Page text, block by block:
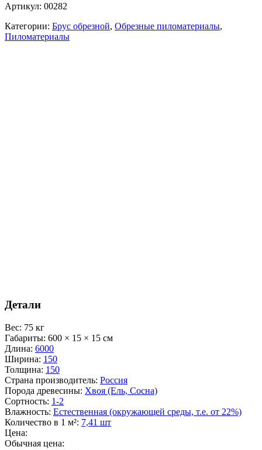
Артикул: 00282
Категории: Брус обрезной, Обрезные пиломатериалы,
Пиломатериалы
Детали
Вес: 75 кг
Габариты: 600 × 15 × 15 см
Длина: 6000
Ширина: 150
Толщина: 150
Страна производитель: Россия
Порода древесины: Хвоя (Ель, Сосна)
Сортность: 1-2
Влажность: Естественная (окружающей среды, т.е. от 22%)
Количество в 1 м²: 7,41 шт
Цена:
Обычная цена: